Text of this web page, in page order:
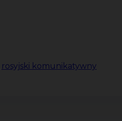
rosyjski komunikatywny